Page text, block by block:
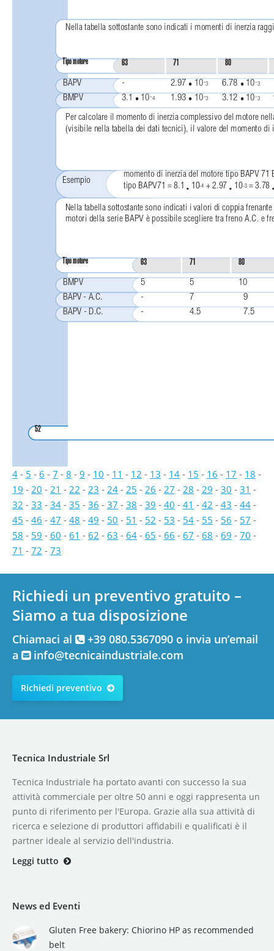
52
63 71 80
-
3.1 s 10-4
2.97 s 10-3
1.93 s 10-3
6.78 s 10-3
3.12 s 10-3
63 71 80
BAPV
BMPV
BMPV
BAPV - A.C.
BAPV - D.C.
5
-
-
5
7
4.5
10
9
7.5
Nella tabella sottostante sono indicati i momenti di inerzia
Per calcolare il momento di inerzia complessivo del motore
(visibile nella tabella dei dati tecnici), il valore del momento di
Nella tabella sottostante sono indicati i valori di coppia
motori della serie BAPV è possibile scegliere tra freno A.C. e
momento di inerzia del motore tipo BAPV
tipo BAPV71 = 8.1 • 10-4 + 2.97 • 10-3 = 3.78
Esempio
Tipo motore
Tipo motore
4 - 5 - 6 - 7 - 8 - 9 - 10 - 11 - 12 - 13 - 14 - 15 - 16 - 17 - 18 -
19 - 20 - 21 - 22 - 23 - 24 - 25 - 26 - 27 - 28 - 29 - 30 - 31 -
32 - 33 - 34 - 35 - 36 - 37 - 38 - 39 - 40 - 41 - 42 - 43 - 44 -
45 - 46 - 47 - 48 - 49 - 50 - 51 - 52 - 53 - 54 - 55 - 56 - 57 -
58 - 59 - 60 - 61 - 62 - 63 - 64 - 65 - 66 - 67 - 68 - 69 - 70 -
71 - 72 - 73
Richiedi un preventivo gratuito –
Siamo a tua disposizione
Chiamaci al
+39 080.5367090 o invia un’email
a
info@tecnicaindustriale.com
Richiedi preventivo
Tecnica Industriale Srl
Tecnica Industriale ha portato avanti con successo la sua
attività commerciale per oltre 50 anni e oggi rappresenta un
punto di riferimento per l'Europa. Grazie alla sua attività di
ricerca e selezione di produttori affidabili e qualificati è il
partner ideale al servizio dell'industria.
Leggi tutto
News ed Eventi
Gluten Free bakery: Chiorino HP as recommended
belt